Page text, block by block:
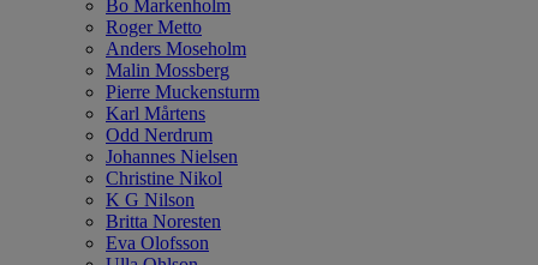
Bo Markenholm
Roger Metto
Anders Moseholm
Malin Mossberg
Pierre Muckensturm
Karl Mårtens
Odd Nerdrum
Johannes Nielsen
Christine Nikol
K G Nilson
Britta Noresten
Eva Olofsson